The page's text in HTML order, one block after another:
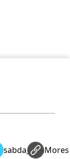
sabda_ylsaMores